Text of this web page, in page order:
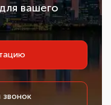
вашего
звонок